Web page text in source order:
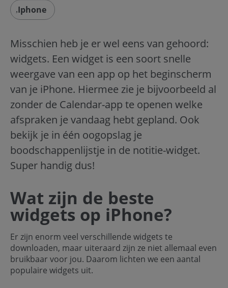
Iphone
Misschien heb je er wel eens van gehoord:
widgets. Een widget is een soort snelle
weergave van een app op het beginscherm
van je iPhone. Hiermee zie je bijvoorbeeld al
zonder de Calendar-app te openen welke
afspraken je vandaag hebt gepland. Ook
bekijk je in één oogopslag je
boodschappenlijstje in de notitie-widget.
Super handig dus!
Wat zijn de beste
widgets op iPhone?
Er zijn enorm veel verschillende widgets te
downloaden, maar uiteraard zijn ze niet allemaal even
bruikbaar voor jou. Daarom lichten we een aantal
populaire widgets uit.